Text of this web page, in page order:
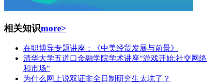
相关知识more>
在职博导专题讲座：《中美经贸发展与前景》
清华大学五道口金融学院学术讲座“游戏开始:社交网络
和市场”
为什么网上说双证非全日制研究生太坑了？